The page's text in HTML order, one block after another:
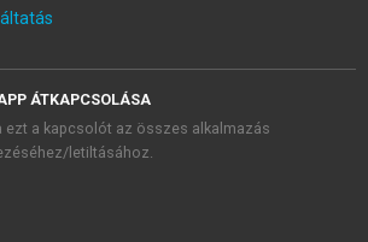
KIPRÓBÁLOM
ÁTKAPCSOLÁSA
ezt a kapcsolót az összes alkalmazás
letiltásához.